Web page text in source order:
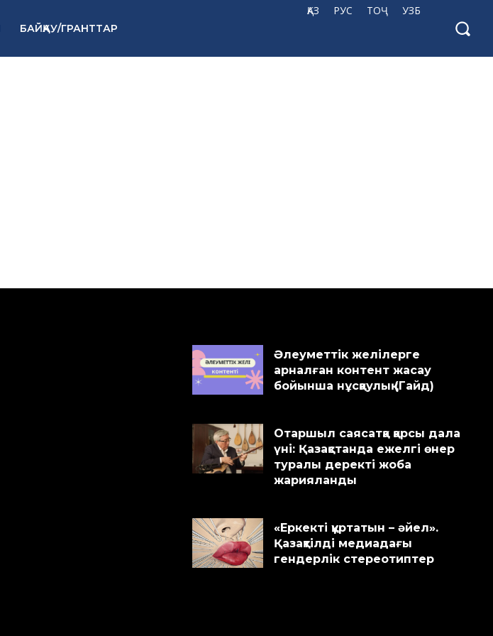
ҚАЗ РУС ТОҶ УЗБ
БАЙҚАУ/ГРАНТТАР
Әлеуметтік желілерге
арналған контент жасау
бойынша нұсқаулық (Гайд)
Отаршыл саясатқа қарсы дала
үні: Қазақстанда ежелгі өнер
туралы деректі жоба
жарияланды
«Еркекті құртатын – әйел».
Қазақтілді медиадағы
гендерлік стереотиптер